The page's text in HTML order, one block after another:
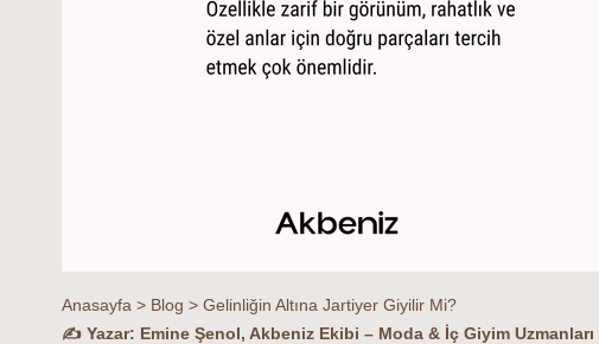
Anasayfa > Blog > Gelinliğin Altına Jartiyer Giyilir Mi?
✍ Yazar: Emine Şenol, Akbeniz Ekibi – Moda & İç Giyim Uzmanları